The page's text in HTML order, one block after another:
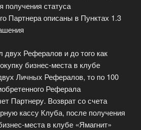
получения статуса
Партнера описаны в Пунктах 1.3
двух Рефералов и до того как
бизнес-места в клубе
Личных Рефералов, то по 100
Реферала
Партнеру. Возврат со счета
кассу Клуба, после получения
места в клубе «Ямагнит»